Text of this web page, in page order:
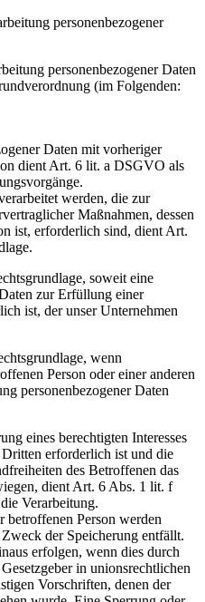
personenbezogener
personenbezogener Daten
(im Folgenden:
Daten mit vorheriger
dient Art. 6 lit. a DSGVO als
werden, die zur
Maßnahmen, dessen
ist, erforderlich sind, dient Art.
soweit eine
zur Erfüllung einer
ist, der unser Unternehmen
wenn
Person oder einer anderen
personenbezogener Daten
eines berechtigten Interesses
Dritten erforderlich ist und die
des Betroffenen das
dient Art. 6 Abs. 1 lit. f
Verarbeitung.
betroffenen Person werden
der Speicherung entfällt.
erfolgen, wenn dies durch
in unionsrechtlichen
Vorschriften, denen der